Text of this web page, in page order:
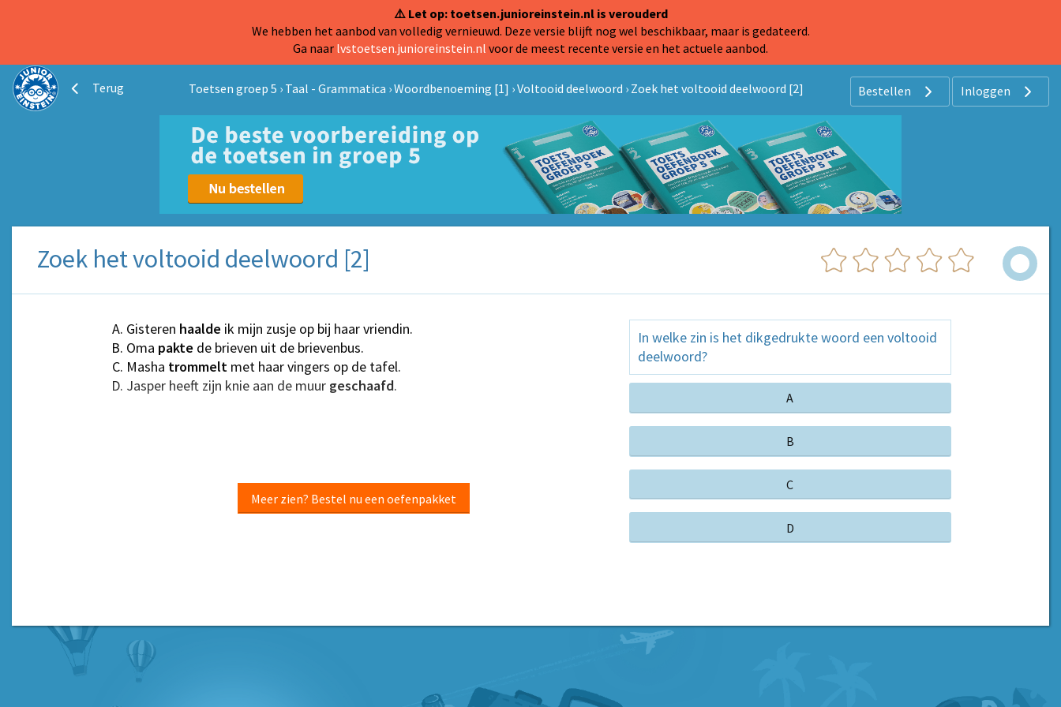
⚠️ Let op: toetsen.junioreinstein.nl is verouderd
We hebben het aanbod van volledig vernieuwd. Deze versie blijft nog wel beschikbaar, maar is gedateerd.
Ga naar lvstoetsen.junioreinstein.nl voor de meest recente versie en het actuele aanbod.
Terug Toetsen groep 5 › Taal - Grammatica ›Woordbenoeming [1] ›Voltooid deelwoord › Zoek het voltooid deelwoord [2] Bestellen Inloggen
Zoek het voltooid deelwoord [2]
Gisteren haalde ik mijn zusje op bij haar vriendin.
Oma pakte de brieven uit de brievenbus.
Masha trommelt met haar vingers op de tafel.
Jasper heeft zijn knie aan de muur geschaafd.
Meer zien? Bestel nu een oefenpakket
In welke zin is het dikgedrukte woord een voltooid
deelwoord?
A
B
C
D